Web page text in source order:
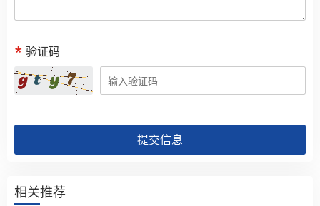
验证码
提交信息
相关推荐